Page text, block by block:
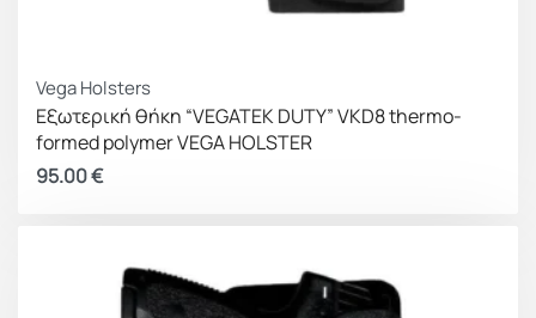
Vega Holsters
Εξωτερική θήκη “VEGATEK DUTY” VKD8 thermo-
formed polymer VEGA HOLSTER
95.00€